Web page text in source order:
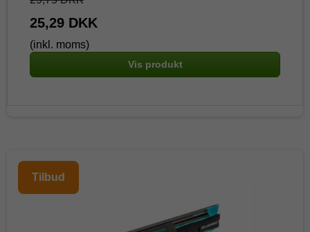
25,29 DKK
(inkl. moms)
Vis produkt
Tilbud